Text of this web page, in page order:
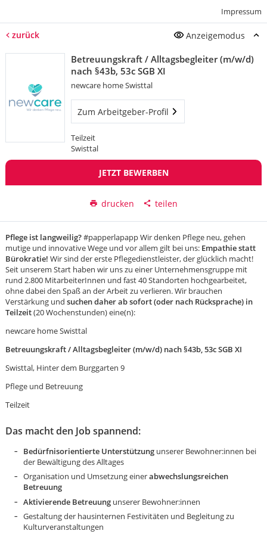
Impressum
zurück Anzeigemodus
Betreuungskraft / Alltagsbegleiter (m/w/d)
nach §43b, 53c SGB XI
newcare home Swisttal
Zum Arbeitgeber-Profil
Teilzeit
Swisttal
JETZT BEWERBEN
drucken teilen
Pflege ist langweilig?#papperlapapp Wir denken Pflege neu, gehen
mutige und innovative Wege und vor allem gilt bei uns: Empathie statt
Bürokratie! Wir sind der erste Pflegedienstleister, der glücklich macht!
Seit unserem Start haben wir uns zu einer Unternehmensgruppe mit
rund 2.800 MitarbeiterInnen und fast 40 Standorten hochgearbeitet,
ohne dabei den Spaß an der Arbeit zu verlieren. Wir brauchen
Verstärkung und suchen daher ab sofort (oder nach Rücksprache) in
Teilzeit(20 Wochenstunden) eine(n):
newcare home Swisttal
Betreuungskraft / Alltagsbegleiter (m/w/d) nach §43b, 53c SGB XI
Swisttal, Hinter dem Burggarten 9
Pflege und Betreuung
Teilzeit
Das macht den Job spannend:
Bedürfnisorientierte Unterstützungunserer Bewohner:innen bei
der Bewältigung des Alltages
Organisation und Umsetzung einerabwechslungsreichen
Betreuung
Aktivierende Betreuungunserer Bewohner:innen
Gestaltung der hausinternen Festivitäten und Begleitung zu
Kulturveranstaltungen
Karte anzeigen